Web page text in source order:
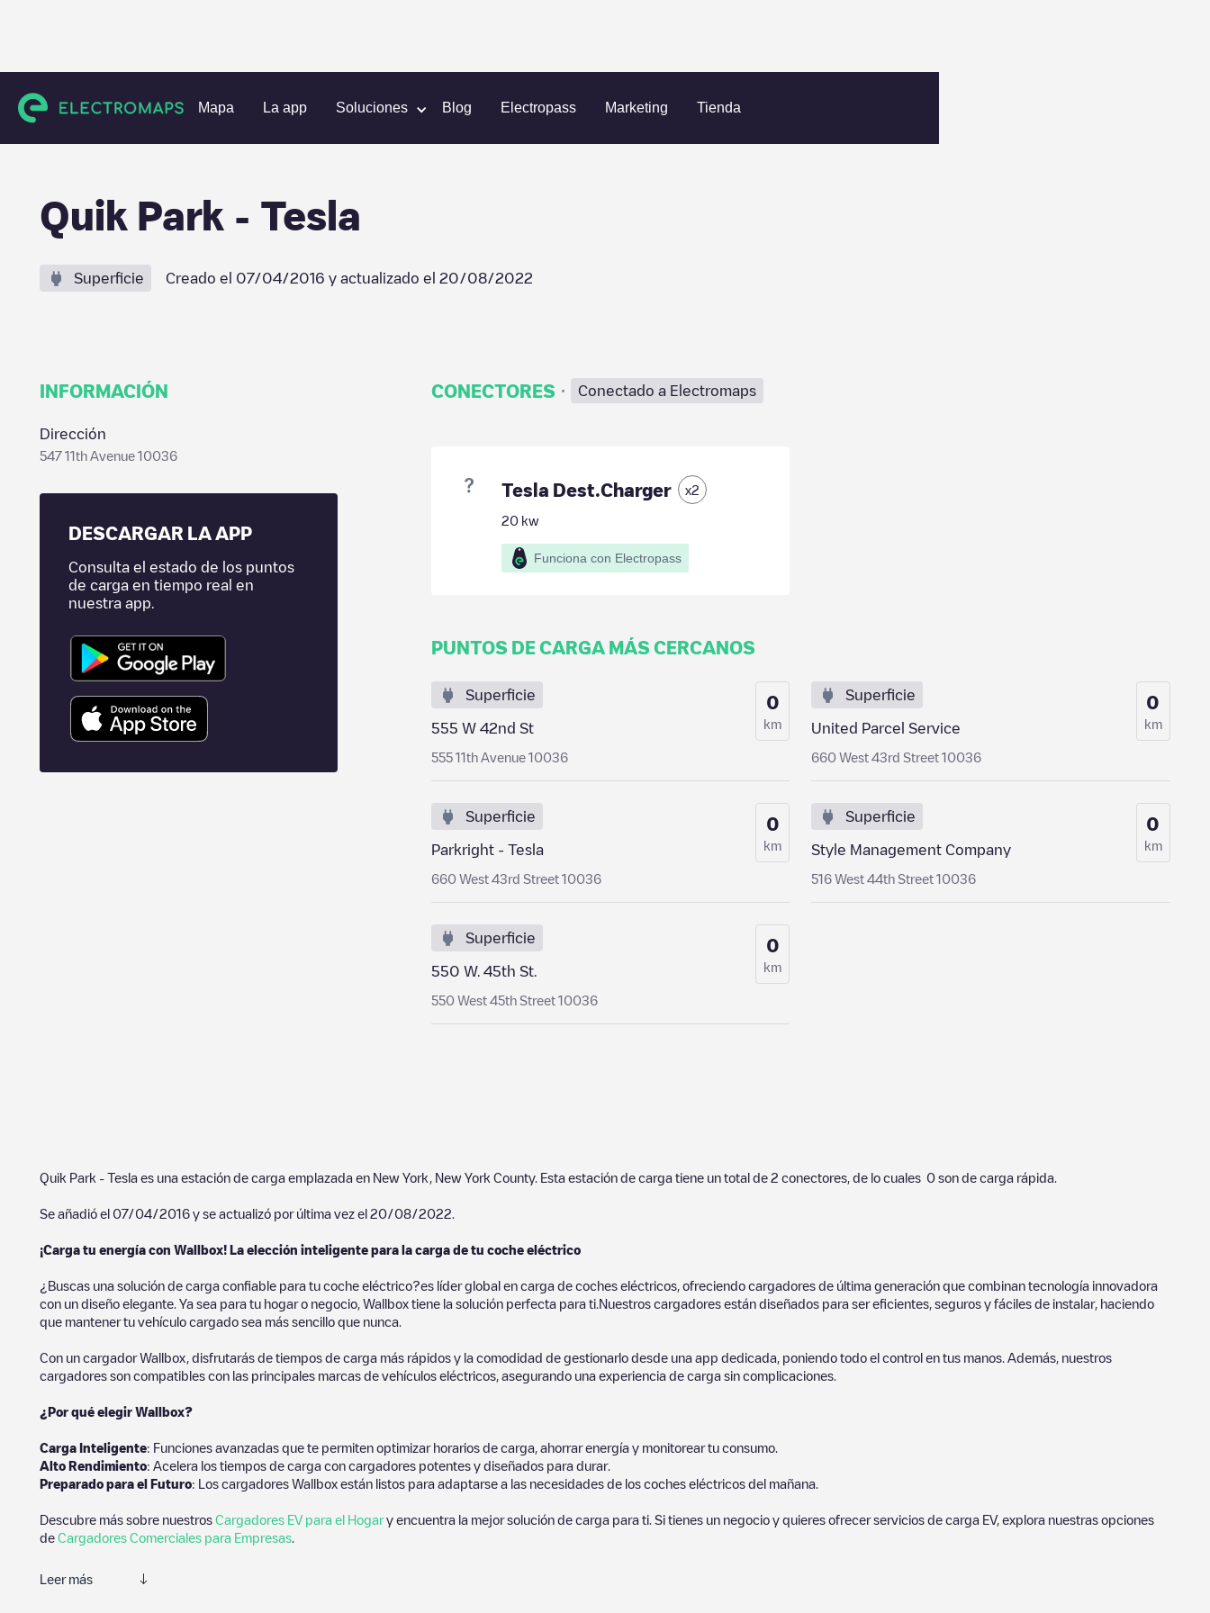
Mapa La app Soluciones Blog Electropass Marketing Tienda
Estaciones de carga Estados Unidos New York County New York Quik Park - Tesla
Quik Park - Tesla
Superficie Creado el 07/04/2016 y actualizado el 20/08/2022
INFORMACIÓN
Dirección
547 11th Avenue 10036
DESCARGAR LA APP
Consulta el estado de los puntos
de carga en tiempo real en
nuestra app.
CONECTORES · Conectado a Electromaps
Tesla Dest.Charger x2
20kw
Funciona con Electropass
PUNTOS DE CARGA MÁS CERCANOS
Superficie
555 W 42nd St
555 11th Avenue 10036
0
km
Superficie
United Parcel Service
660 West 43rd Street 10036
0
km
Superficie
Parkright - Tesla
660 West 43rd Street 10036
0
km
Superficie
Style Management Company
516 West 44th Street 10036
0
km
Superficie
550 W. 45th St.
550 West 45th Street 10036
0
km
Quik Park - Tesla es una estación de carga emplazada en New York New York County. Esta estación de carga tiene un total de 2 conectores, de lo cuales 0 son de carga rápida.
Se añadió el 07/04/2016 y se actualizó por última vez el 20/08/2022
¡Carga tu energía con Wallbox! La elección inteligente para la carga de tu coche eléctrico
¿Buscas una solución de carga confiable para tu coche eléctrico?es líder global en carga de coches eléctricos, ofreciendo cargadores de última generación que combinan tecnología innovadora
con un diseño elegante. Ya sea para tu hogar o negocio, Wallbox tiene la solución perfecta para ti.Nuestros cargadores están diseñados para ser eficientes, seguros y fáciles de instalar, haciendo
que mantener tu vehículo cargado sea más sencillo que nunca.
Con un cargador Wallbox, disfrutarás de tiempos de carga más rápidos y la comodidad de gestionarlo desde una app dedicada, poniendo todo el control en tus manos. Además, nuestros
cargadores son compatibles con las principales marcas de vehículos eléctricos, asegurando una experiencia de carga sin complicaciones.
¿Por qué elegir Wallbox?
Carga Inteligente: Funciones avanzadas que te permiten optimizar horarios de carga, ahorrar energía y monitorear tu consumo.
Alto Rendimiento: Acelera los tiempos de carga con cargadores potentes y diseñados para durar.
Preparado para el Futuro: Los cargadores Wallbox están listos para adaptarse a las necesidades de los coches eléctricos del mañana.
Descubre más sobre nuestros Cargadores EV para el Hogary encuentra la mejor solución de carga para ti. Si tienes un negocio y quieres ofrecer servicios de carga EV, explora nuestras opciones
de Cargadores Comerciales para Empresas
Leer más